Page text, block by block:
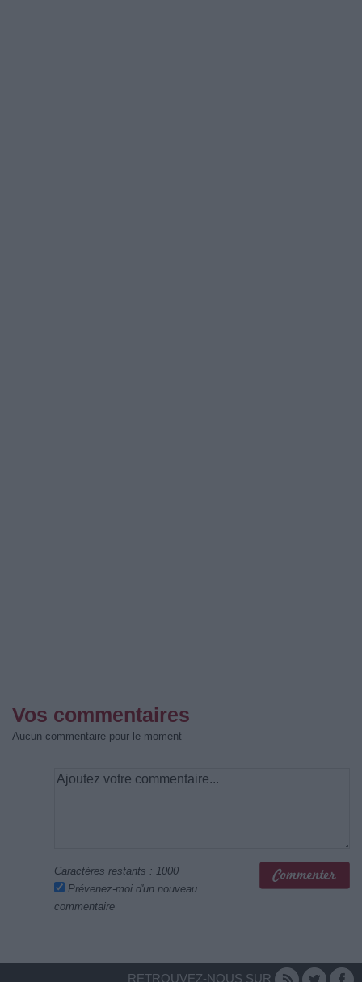
Vos commentaires
Aucun commentaire pour le moment
Caractères restants : 1000
Prévenez-moi d'un nouveau
commentaire
RETROUVEZ-NOUS SUR